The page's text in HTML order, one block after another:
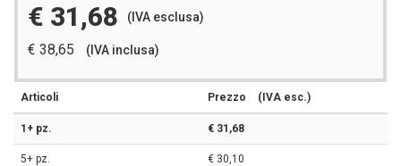
€ 31,68 (IVA esclusa)
€ 38,65 (IVA inclusa)
Articoli Prezzo (IVA esc.)
1+ pz. € 31,68
5+ pz. € 30,10